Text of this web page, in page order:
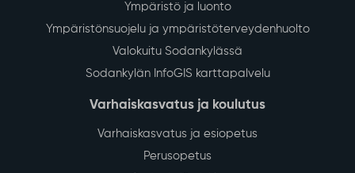
Ympäristö ja luonto
Ympäristönsuojelu ja ympäristöterveydenhuolto
Valokuitu Sodankylässä
Sodankylän InfoGIS karttapalvelu
Varhaiskasvatus ja koulutus
Varhaiskasvatus ja esiopetus
Perusopetus